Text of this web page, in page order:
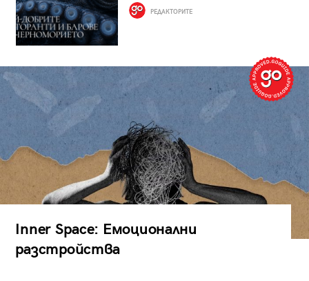
РЕДАКТОРИТЕ
Inner Space: Емоционални
разстройства